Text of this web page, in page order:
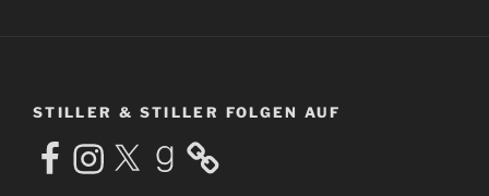
STILLER & STILLER FOLGEN AUF
FacebookInstagram
X Goodreads